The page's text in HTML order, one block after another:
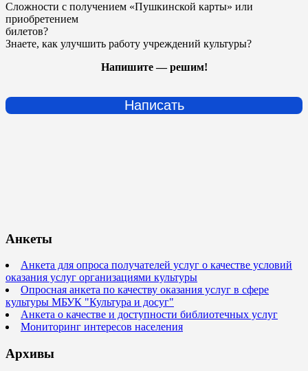
Сложности с получением «Пушкинской карты» или
приобретением
билетов?
Знаете, как улучшить работу учреждений культуры?
Напишите — решим!
Написать
Анкеты
Анкета для опроса получателей услуг о качестве условий
оказания услуг организациями культуры
Опросная анкета по качеству оказания услуг в сфере
культуры МБУК "Культура и досуг"
Анкета о качестве и доступности библиотечных услуг
Мониторинг интересов населения
Архивы